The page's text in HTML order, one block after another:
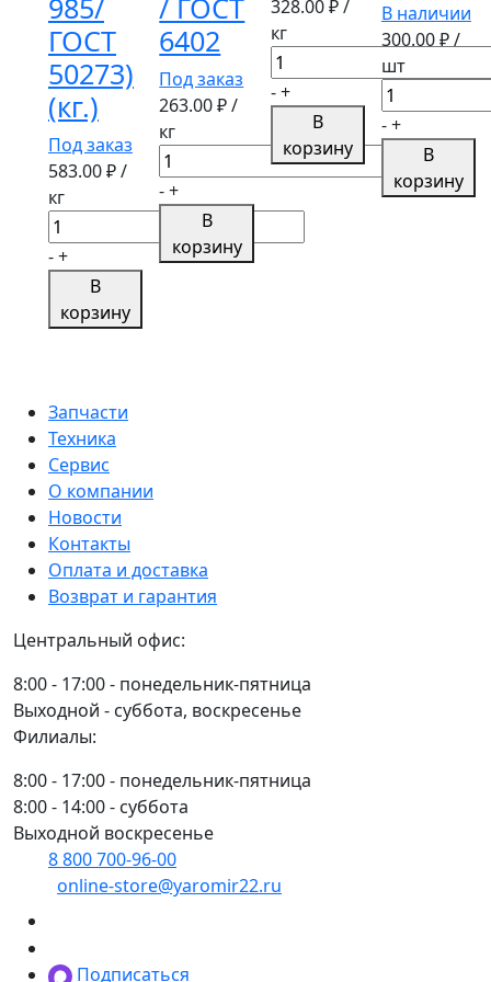
985/
ГОСТ
50273)
(кг.)
Под заказ
583.00₽ /
кг
Количество
товара
Гайка
со
(DIN
985/
ГОСТ
50273)
(кг.)
-+
В
корзину
/ ГОСТ
6402
Под заказ
263.00₽ /
кг
Количество
товара
Шайба
М10
пружинная
-+
В
корзину
328.00₽ /
кг
Количество
товара
Шайба
пружинная
(кг.)
-+
В
корзину
В наличии
300.00₽ /
шт
Количество
товара
Шайба
М12
пружинная
-+
В
корзину
Запчасти
Техника
Сервис
О компании
Новости
Контакты
Оплата и доставка
Возврат и гарантия
Центральный офис:
8:00 - 17:00 - понедельник-пятница
Выходной - суббота, воскресенье
Филиалы:
8:00 - 17:00 - понедельник-пятница
8:00 - 14:00 - суббота
Выходной воскресенье
8 800 700-96-00
online-store@yaromir22.ru
Подписаться